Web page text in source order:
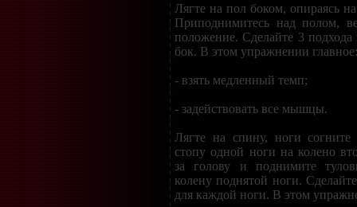
Лягте на пол боком, опираясь
Приподнимитесь над полом,
положение. Сделайте 3
бок. В этом упражнении главное:
- взять медленный темп;
- задействовать все мышцы.
Лягте на спину, ноги согните
стопу одной ноги на колено
за голову и поднимите
колену поднятой ноги.
для каждой ноги. В этом